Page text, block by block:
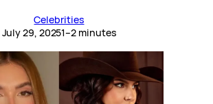
Celebrities
July 29, 20251–2 minutes